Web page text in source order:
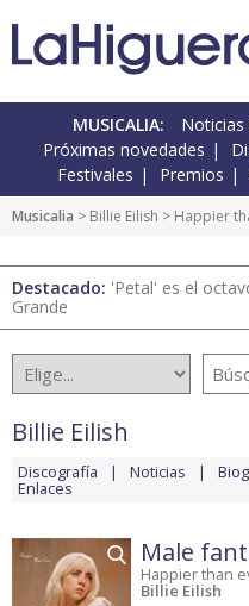
MUSICALIA: Noticias
Próximas novedades
Festivales
Premios
Musicalia > Billie Eilish > Happier
Destacado: 'Petal' es el
Grande
Billie Eilish
Discografía Noticias
Enlaces
Male
Happier than
Billie Eilish